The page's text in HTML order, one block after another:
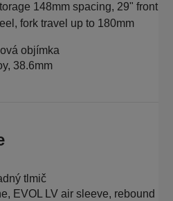
148mm spacing, 29" front
fork travel up to 180mm
objímka
38.6mm
tlmič
EVOL LV air sleeve, rebound